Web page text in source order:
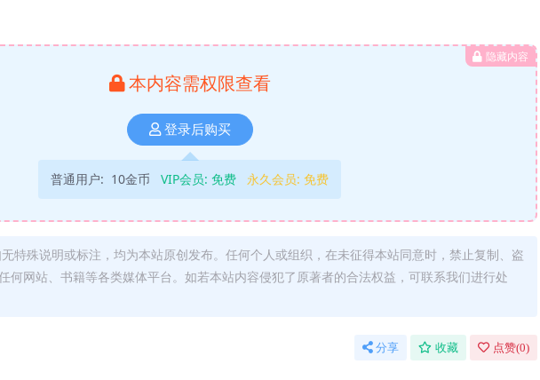
隐藏内容
本内容需权限查看
登录后购买
普通用户: 10金币 VIP会员: 免费 永久会员: 免费
特殊说明或标注，均为本站原创发布。任何个人或组织，在未征得本站同意时，禁止复制、盗
何网站、书籍等各类媒体平台。如若本站内容侵犯了原著者的合法权益，可联系我们进行处
分享 收藏 点赞(0)